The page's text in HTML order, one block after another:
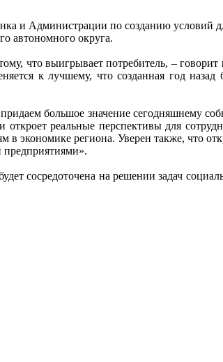
и Администрации по созданию условий
автономного округа.
что выигрывает потребитель, – говорит
к лучшему, что созданная год назад
большое значение сегодняшнему
реальные перспективы для
в экономике региона. Уверен также, что
сосредоточена на решении задач